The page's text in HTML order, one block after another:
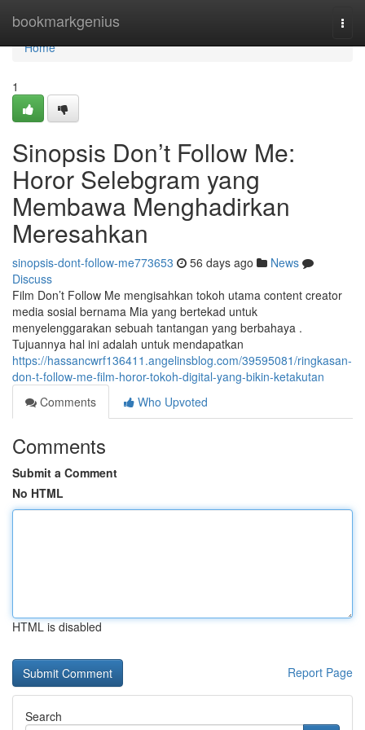
bookmarkgenius
Home
Home
1
Sinopsis Don’t Follow Me:
Horor Selebgram yang
Membawa Menghadirkan
Meresahkan
sinopsis-dont-follow-me773653 56 days ago
News
Discuss
Film Don’t Follow Me mengisahkan tokoh utama content creator
media sosial bernama Mia yang bertekad untuk
menyelenggarakan sebuah tantangan yang berbahaya .
Tujuannya hal ini adalah untuk mendapatkan
https://hassancwrf136411.angelinsblog.com/39595081/ringkasan-
don-t-follow-me-film-horor-tokoh-digital-yang-bikin-ketakutan
Comments
Who Upvoted
Comments
Submit a Comment
No HTML
HTML is disabled
Report Page
Search